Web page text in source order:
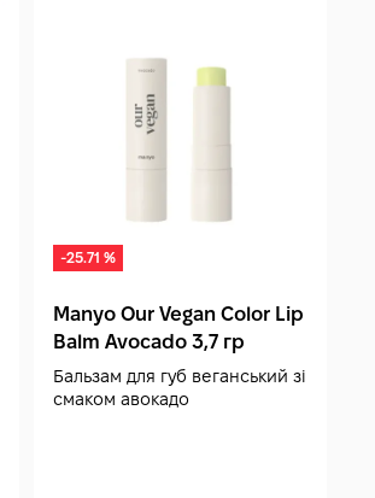
-25.71 %
Manyo Our Vegan Color Lip
Balm Avocado 3,7 гр
Бальзам для губ веганський зі
смаком авокадо